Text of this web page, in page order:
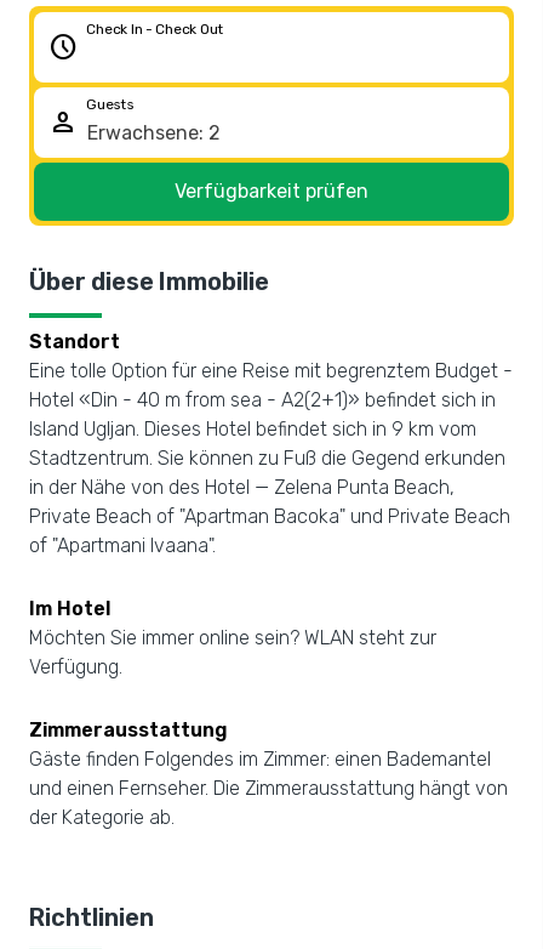
schedule
Check In - Check Out
person
Guests
Verfügbarkeit prüfen
Über diese Immobilie
Standort
Eine tolle Option für eine Reise mit begrenztem Budget -
Hotel «Din - 40 m from sea - A2(2+1)» befindet sich in
Island Ugljan. Dieses Hotel befindet sich in 9 km vom
Stadtzentrum. Sie können zu Fuß die Gegend erkunden
in der Nähe von des Hotel — Zelena Punta Beach,
Private Beach of "Apartman Bacoka" und Private Beach
of "Apartmani Ivaana".
Im Hotel
Möchten Sie immer online sein? WLAN steht zur
Verfügung.
Zimmerausstattung
Gäste finden Folgendes im Zimmer: einen Bademantel
und einen Fernseher. Die Zimmerausstattung hängt von
der Kategorie ab.
Richtlinien